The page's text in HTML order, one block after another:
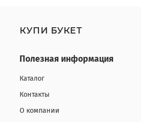
КУПИ БУКЕТ
Полезная информация
Каталог
Контакты
О компании